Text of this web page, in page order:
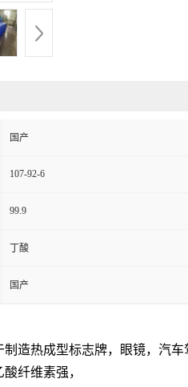
国产
107-92-6
99.9
丁酸
国产
造热成型标志牌，眼镜，汽车
纤维素强，